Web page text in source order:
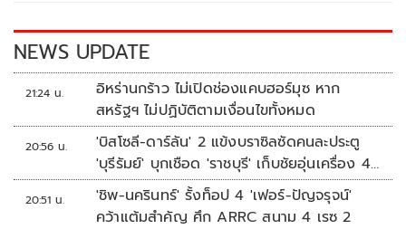
k k
NEWS UPDATE
21:24 น.
อิหร่านกร้าว ไม่เปิดช่องแคบฮอร์มุซ หาก
สหรัฐฯ ไม่ปฏิบัติตามเงื่อนไขทั้งหมด
20:56 น.
'บิสโซลี-ดาร์ลัน' 2 แข้งบราซิลซัดคนละประตู
'บุรีรัมย์' บุกเชือด 'ราชบุรี' เก็บชัยอุ่นเครื่อง 4
นัดรวด
20:51 น.
'ชิพ-นครินทร์' รั้งท็อป 4 'เฟอร์-ปัญจรุจน์'
คว้าแต้มสำคัญ ศึก ARRC สนาม 4 เรซ 2